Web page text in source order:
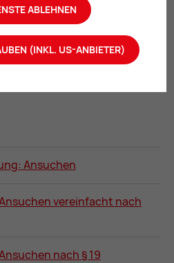
Sie hier:Ge­büh­ren für
Ansuchen
vereinfacht nach
nach § 19
ABLEHNEN
(INKL. US-ANBIETER)